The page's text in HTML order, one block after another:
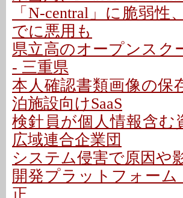
「N-central」に脆弱
でに悪用も
県立高のオープンスク
- 三重県
本人確認書類画像の保
泊施設向けSaaS
検針員が個人情報含む
広域連合企業団
システム侵害で原因や
開発プラットフォーム
正